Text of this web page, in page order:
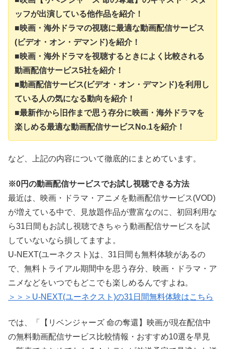
ッフが出演している他作品を紹介！
■映画・海外ドラマの視聴に最適な動画配信サービス
(ビデオ・オン・デマンド)を紹介！
■映画・海外ドラマを視聴するときによく比較される
動画配信サービス5社を紹介！
■動画配信サービス(ビデオ・オン・デマンド)を利用し
ている人の気になる動向を紹介！
■最新作から旧作まで思う存分に映画・海外ドラマを
楽しめる最適な動画配信サービスNo.1を紹介！
など、上記の内容について徹底的にまとめています。
※0円の動画配信サービスでお試し視聴できる方法
最近は、映画・ドラマ・アニメを動画配信サービス(VOD)
が増えている中で、見放題作品が豊富なのに、初回利用な
ら31日間もお試し視聴できちゃう動画配信サービスを試
していないなら損してますよ。
U-NEXT(ユーネクスト)は、31日間も無料体験があるの
で、無料トライアル期間中を思う存分、映画・ドラマ・ア
ニメなどをいつでもどこでも楽しめるんですよね。
＞＞＞U-NEXT(ユーネクスト)の31日間無料体験はこちら
では、「【リベンジャーズ 命の奪還】映画が現在配信中
の無料動画配信サービス比較情報・おすすめ10選を早見